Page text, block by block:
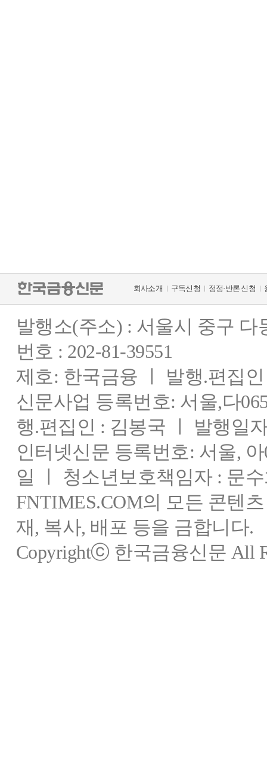
회사소개 구독신청 정정·반론 신청
발행소(주소) : 서울시 중구
번호 : 202-81-39551
제호: 한국금융 ㅣ 발행.편집
신문사업 등록번호: 서울,다
행.편집인 : 김봉국 ㅣ 발행일
인터넷신문 등록번호: 서울,
일 ㅣ 청소년보호책임자 : 문
FNTIMES.COM의 모든 콘텐
재, 복사, 배포 등을 금합니다.
Copyrightⓒ 한국금융신문 All